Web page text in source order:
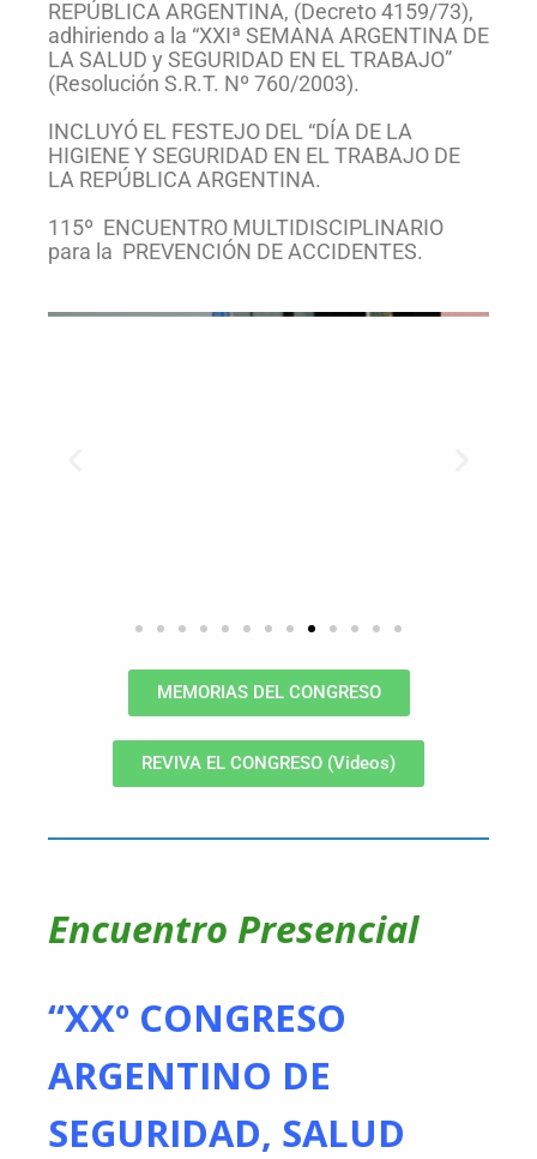
REPÚBLICA ARGENTINA, (Decreto 4159/73),
adhiriendo a la “XXIª SEMANA ARGENTINA DE
LA SALUD y SEGURIDAD EN EL TRABAJO”
(Resolución S.R.T. Nº 760/2003).
INCLUYÓ EL FESTEJO DEL “DÍA DE LA
HIGIENE Y SEGURIDAD EN EL TRABAJO DE
LA REPÚBLICA ARGENTINA.
115º ENCUENTRO MULTIDISCIPLINARIO
para la PREVENCIÓN DE ACCIDENTES.
MEMORIAS DEL CONGRESO
REVIVA EL CONGRESO (Videos)
Encuentro Presencial
“XXº CONGRESO
ARGENTINO DE
SEGURIDAD, SALUD